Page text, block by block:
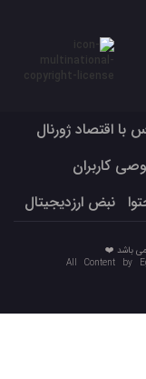
با اقتصاد ژورنال
کاربران
نبض ارزدیجیتال
باشد ❤️
All Content by